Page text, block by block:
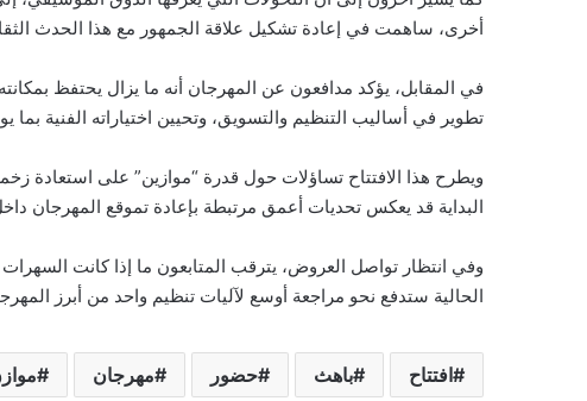
أخرى، ساهمت في إعادة تشكيل علاقة الجمهور مع هذا الحدث
في المقابل، يؤكد مدافعون عن المهرجان أنه ما يزال يحتفظ
تطوير في أساليب التنظيم والتسويق، وتحيين اختياراته الفنية
ويطرح هذا الافتتاح تساؤلات حول قدرة “موازين” على استعادة
البداية قد يعكس تحديات أعمق مرتبطة بإعادة تموقع المهرجان
وفي انتظار تواصل العروض، يترقب المتابعون ما إذا كانت
الحالية ستدفع نحو مراجعة أوسع لآليات تنظيم واحد من أبرز
افتتاح باهث حضور مهرجان